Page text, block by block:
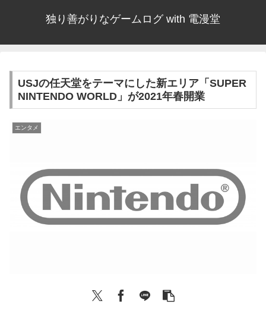
独り善がりなゲームログ with 電漫堂
USJの任天堂をテーマにした新エリア「SUPER
NINTENDO WORLD」が2021年春開業
エンタメ